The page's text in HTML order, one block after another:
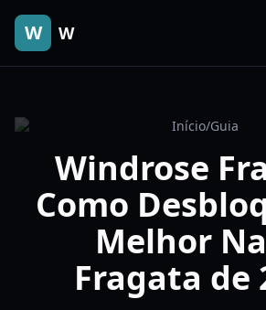
W W
Início/Guia
Windrose
Como
Melhor
Fragata de